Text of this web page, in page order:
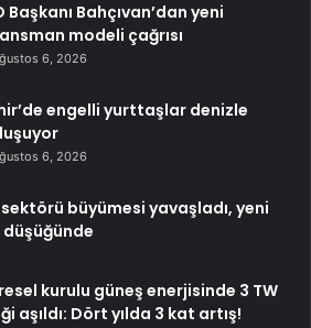
Başkanı Bahçıvan’dan yeni
modeli çağrısı
6, 2026
engelli yurttaşlar denizle
6, 2026
büyümesi yavaşladı, yeni
düşüğünde
kurulu güneş enerjisinde 3 TW
aşıldı: Dört yılda 3 kat artış!